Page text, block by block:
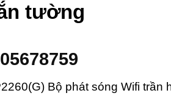
tường
Bộ phát sóng Wifi trần